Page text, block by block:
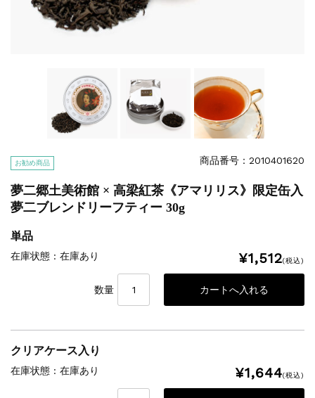
お勧め商品 商品番号：2010401620
夢二郷土美術館 × 高梁紅茶《アマリリス》限定缶入
夢二ブレンドリーフティー 30g
単品
在庫状態 : 在庫あり ¥1,512(税込)
数量
クリアケース入り
在庫状態 : 在庫あり ¥1,644(税込)